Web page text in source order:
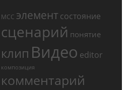
МСС элемент состояние
сценарий понятие
клип Видео editor
композиция
комментарий